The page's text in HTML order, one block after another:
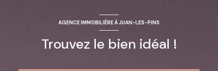
AGENCE IMMOBILIÈRE À JUAN-LES-PINS
Trouvez le bien idéal !